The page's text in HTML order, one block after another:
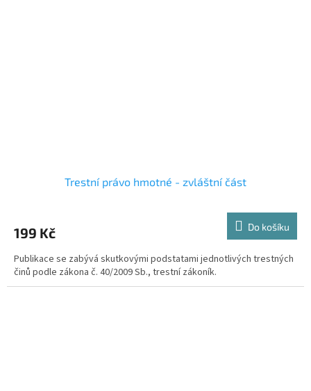
Trestní právo hmotné - zvláštní část
199 Kč Do košíku
Publikace se zabývá skutkovými podstatami jednotlivých trestných
činů podle zákona č. 40/2009 Sb., trestní zákoník.